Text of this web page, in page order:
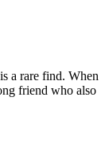
a rare find. When
friend who also